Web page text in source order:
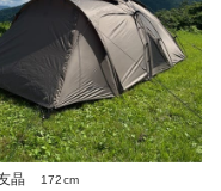
晶
172cm